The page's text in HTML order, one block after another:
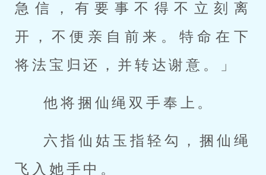
急信，有要事不得不立刻离
开，不便亲自前来。特命在下
将法宝归还，并转达谢意。」
他将捆仙绳双手奉上。
六指仙姑玉指轻勾，捆仙绳
飞入她手中。